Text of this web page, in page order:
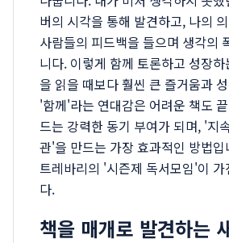
버의 시각을 통해 발견하고, 나의
사람들의 피드백을 들으며 생각의
니다. 이렇게 함께 토론하고 성장
을 읽을 때보다 훨씬 큰 즐거움과
'함께'라는 연대감은 어려운 책도
드는 강력한 동기 부여가 되며, '지
관'을 만드는 가장 효과적인 방법
트레바리의 '시즌제 독서모임'이 가
다.
책을 매개로 발견하는